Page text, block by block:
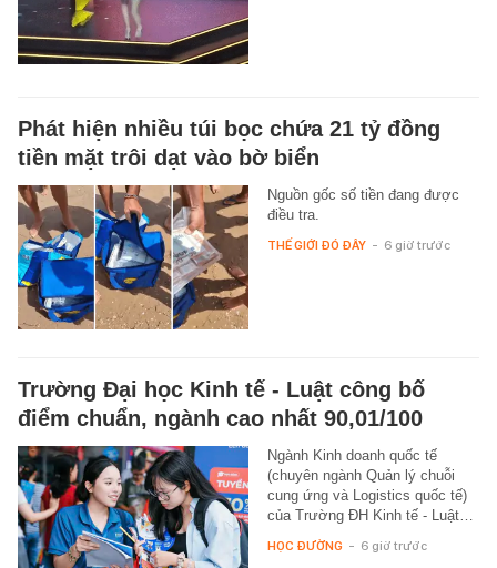
Phát hiện nhiều túi bọc chứa 21 tỷ đồng
tiền mặt trôi dạt vào bờ biển
Nguồn gốc số tiền đang được
điều tra.
THẾ GIỚI ĐÓ ĐÂY - 6 giờ trước
Trường Đại học Kinh tế - Luật công bố
điểm chuẩn, ngành cao nhất 90,01/100
Ngành Kinh doanh quốc tế
(chuyên ngành Quản lý chuỗi
cung ứng và Logistics quốc tế)
của Trường ĐH Kinh tế - Luật…
HỌC ĐƯỜNG - 6 giờ trước